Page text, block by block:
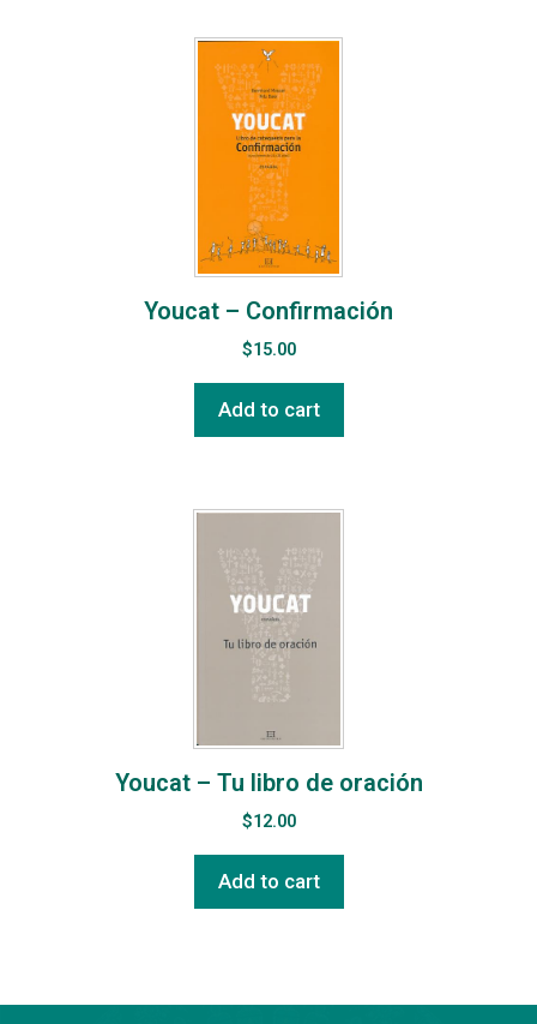
Youcat – Confirmación
$15.00
Add to cart
Youcat – Tu libro de oración
$12.00
Add to cart